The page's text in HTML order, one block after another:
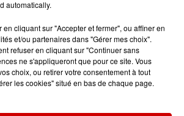
août 2026
son programme ?
automatically.
en cliquant sur "Accepter et fermer", ou affiner en
et/ou partenaires dans "Gérer mes choix".
refuser en cliquant sur "Continuer sans
ne s'appliqueront que pour ce site. Vous
choix, ou retirer votre consentement à tout
les cookies" situé en bas de chaque page.